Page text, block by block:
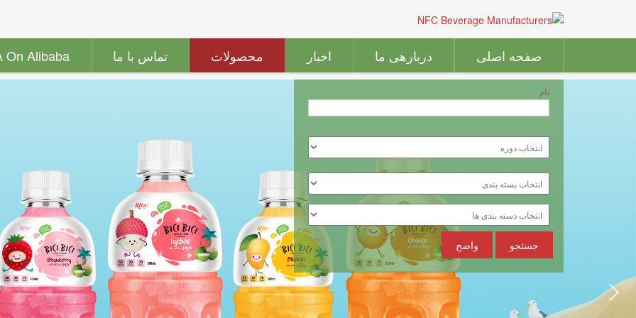
صفحه اصلی دربارهی ما اخبار محصولات تماس با ما On Alibaba
نام
جستجو واضح